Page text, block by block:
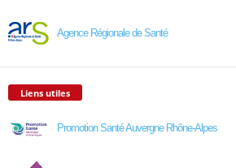
Agence Régionale de Santé
Liens utiles
Promotion Santé Auvergne Rhône-Alpes